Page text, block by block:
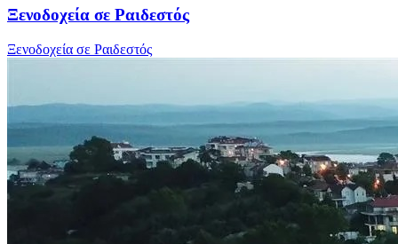
Ξενοδοχεία σε Ραιδεστός
Ξενοδοχεία σε Ραιδεστός